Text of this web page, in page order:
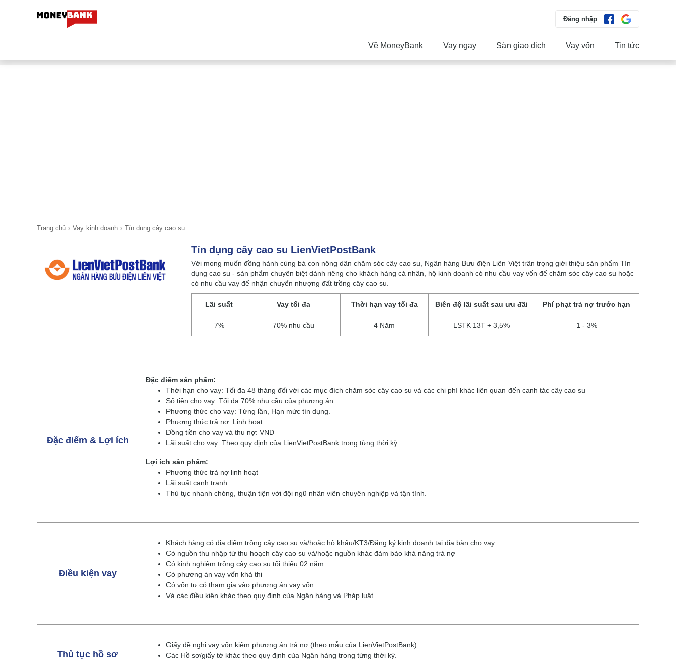
Đăng nhập
Về MoneyBank Vay ngay Sàn giao dịch Vay vốn Tin tức
Trang chủ Vay kinh doanh Tín dụng cây cao su
Tín dụng cây cao su LienVietPostBank
Với mong muốn đồng hành cùng bà con nông dân chăm sóc cây cao su, Ngân hàng Bưu điện Liên Việt trân trọng giới thiệu sản phẩm Tín
dụng cao su - sản phẩm chuyên biệt dành riêng cho khách hàng cá nhân, hộ kinh doanh có nhu cầu vay vốn để chăm sóc cây cao su hoặc
có nhu cầu vay để nhận chuyển nhượng đất trồng cây cao su.
Lãi suất
7%
Vay tối đa
70% nhu cầu
Thời hạn vay tối đa
4 Năm
Biên độ lãi suất sau ưu đãi
LSTK 13T + 3,5%
Phí phạt trả nợ trước hạn
1 - 3%
Đặc điểm & Lợi ích
Đặc điểm sản phẩm:
Thời hạn cho vay: Tối đa 48 tháng đối với các mục đích chăm sóc cây cao su và các chi phí khác liên quan đến canh tác cây cao su
Số tiền cho vay: Tối đa 70% nhu cầu của phương án
Phương thức cho vay: Từng lần, Hạn mức tín dụng.
Phương thức trả nợ: Linh hoạt
Đồng tiền cho vay và thu nợ: VND
Lãi suất cho vay: Theo quy định của LienVietPostBank trong từng thời kỳ.
Lợi ích sản phẩm:
Phương thức trả nợ linh hoạt
Lãi suất cạnh tranh.
Thủ tục nhanh chóng, thuận tiện với đội ngũ nhân viên chuyên nghiệp và tận tình.
Điều kiện vay
Khách hàng có địa điểm trồng cây cao su và/hoặc hộ khẩu/KT3/Đăng ký kinh doanh tại địa bàn cho vay
Có nguồn thu nhập từ thu hoạch cây cao su và/hoặc nguồn khác đảm bảo khả năng trả nợ
Có kinh nghiệm trồng cây cao su tối thiểu 02 năm
Có phương án vay vốn khả thi
Có vốn tự có tham gia vào phương án vay vốn
Và các điều kiện khác theo quy định của Ngân hàng và Pháp luật.
Thủ tục hồ sơ
Giấy đề nghị vay vốn kiêm phương án trả nợ (theo mẫu của LienVietPostBank).
Các Hồ sơ/giấy tờ khác theo quy định của Ngân hàng trong từng thời kỳ.